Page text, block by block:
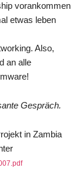
vorankommen
etwas leben
Also,
an alle
Gespräch.
in Zambia